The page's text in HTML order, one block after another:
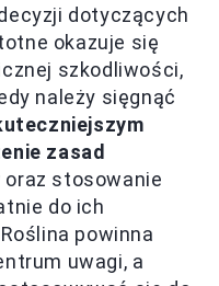
dotyczących
okazuje się
szkodliwości,
należy sięgnąć
zasad
oraz stosowanie
do ich
powinna
uwagi, a